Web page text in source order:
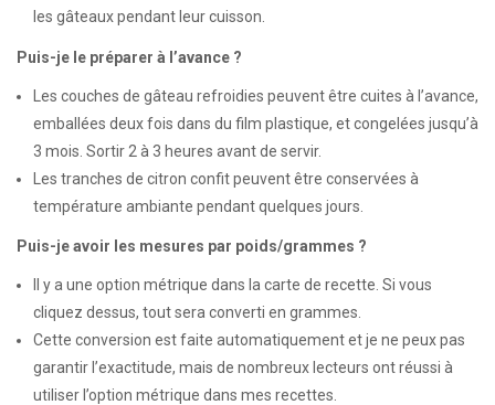
les gâteaux pendant leur cuisson.
Puis-je le préparer à l’avance ?
Les couches de gâteau refroidies peuvent être cuites à l’avance,
emballées deux fois dans du film plastique, et congelées jusqu’à
3 mois. Sortir 2 à 3 heures avant de servir.
Les tranches de citron confit peuvent être conservées à
température ambiante pendant quelques jours.
Puis-je avoir les mesures par poids/grammes ?
Il y a une option métrique dans la carte de recette. Si vous
cliquez dessus, tout sera converti en grammes.
Cette conversion est faite automatiquement et je ne peux pas
garantir l’exactitude, mais de nombreux lecteurs ont réussi à
utiliser l’option métrique dans mes recettes.